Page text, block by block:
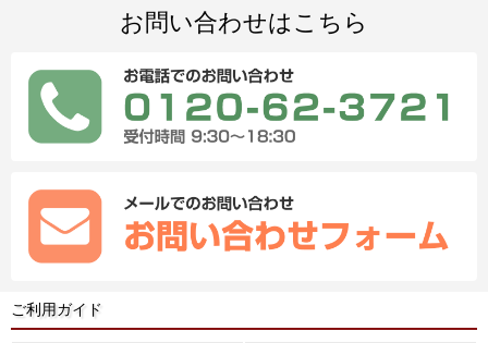
お問い合わせはこちら
ご利用ガイド